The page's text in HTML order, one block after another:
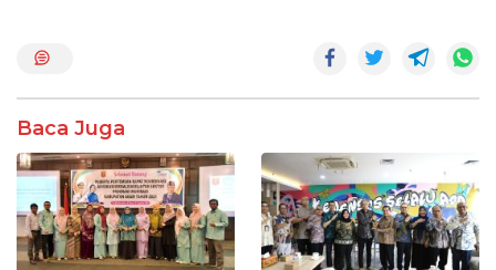
o
o
k
p
p
Baca Juga